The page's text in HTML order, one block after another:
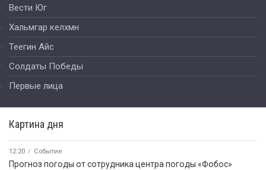
Вести Юг
Хальмгар келхмн
Теегин Айс
Солдаты Победы
Первые лица
Картина дня
12:20 Событие
Прогноз погоды от сотрудника центра погоды «Фобос»